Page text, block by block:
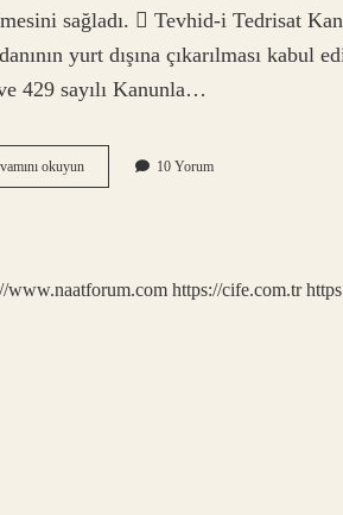
sağladı.  Tevhid-i Tedrisat
yurt dışına çıkarılması
429 sayılı Kanunla…
okuyunErkanı
Harbiye
10 Yorum
www.naatforum.com https://cife.com.tr